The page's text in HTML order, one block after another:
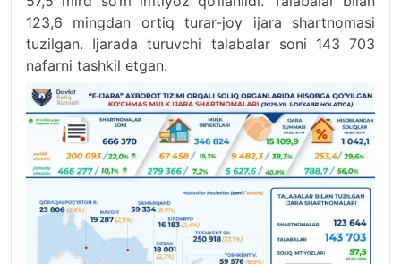
123,6 mingdan ortiq turar-joy ijara shartnomasi
tuzilgan. Ijarada turuvchi talabalar soni 143 703
nafarni tashkil etgan.